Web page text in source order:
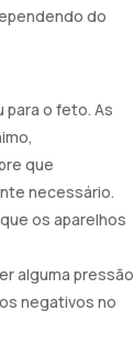
do
para o feto. As
que
necessário.
os aparelhos
alguma pressão
negativos no